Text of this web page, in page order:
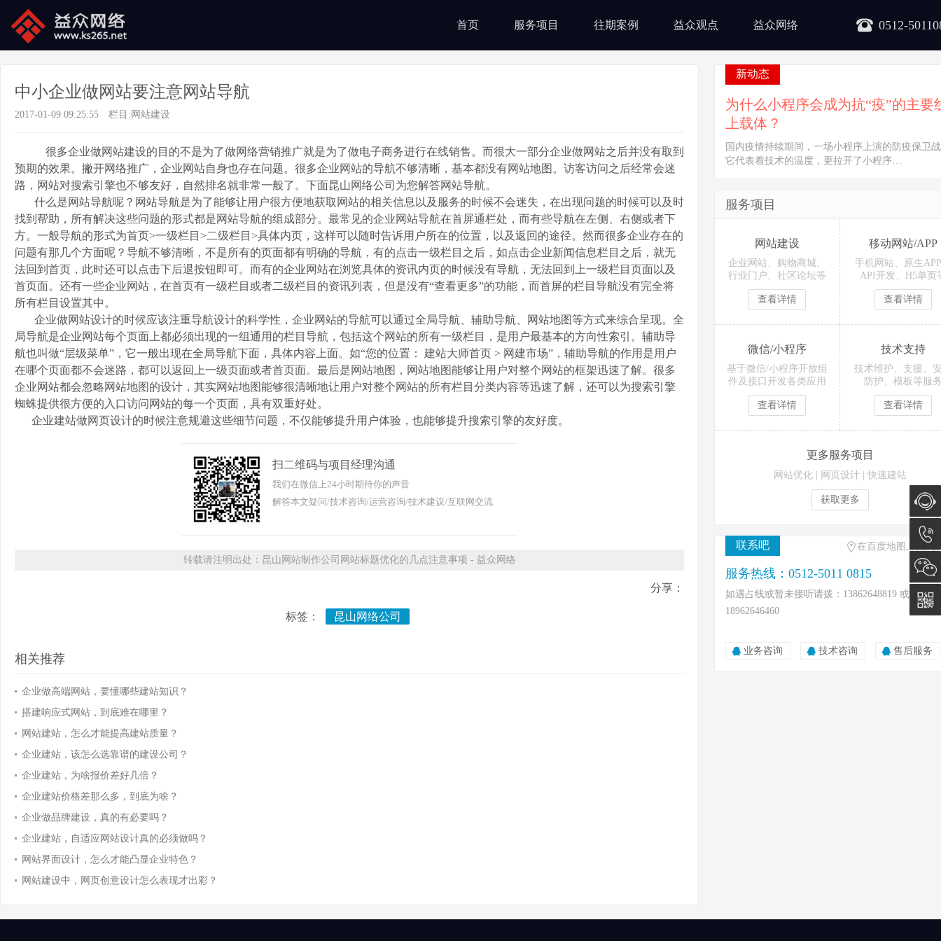
0512-
首页 服务项目 往期案例 益众观点 益众网络
中小企业做网站要注意网站导航
2017-01-09 09:25:55 栏目: 网站建设
很多企业做网站建设的目的不是为了做网络营销推广就是为了做电子商务进行在线销售。而很大一部分企业做网站之后并没有取到
预期的效果。撇开网络推广，企业网站自身也存在问题。很多企业网站的导航不够清晰，基本都没有网站地图。访客访问之后经常会迷
路，网站对搜索引擎也不够友好，自然排名就非常一般了。下面昆山网络公司为您解答网站导航。
什么是网站导航呢？网站导航是为了能够让用户很方便地获取网站的相关信息以及服务的时候不会迷失，在出现问题的时候可以及时
找到帮助，所有解决这些问题的形式都是网站导航的组成部分。最常见的企业网站导航在首屏通栏处，而有些导航在左侧、右侧或者下
方。一般导航的形式为首页>一级栏目>二级栏目>具体内页，这样可以随时告诉用户所在的位置，以及返回的途径。然而很多企业存在的
问题有那几个方面呢？导航不够清晰，不是所有的页面都有明确的导航，有的点击一级栏目之后，如点击企业新闻信息栏目之后，就无
法回到首页，此时还可以点击下后退按钮即可。而有的企业网站在浏览具体的资讯内页的时候没有导航，无法回到上一级栏目页面以及
首页面。还有一些企业网站，在首页有一级栏目或者二级栏目的资讯列表，但是没有“查看更多”的功能，而首屏的栏目导航没有完全将
所有栏目设置其中。
企业做网站设计的时候应该注重导航设计的科学性，企业网站的导航可以通过全局导航、辅助导航、网站地图等方式来综合呈现。全
局导航是企业网站每个页面上都必须出现的一组通用的栏目导航，包括这个网站的所有一级栏目，是用户最基本的方向性索引。辅助导
航也叫做“层级菜单”，它一般出现在全局导航下面，具体内容上面。如“您的位置： 建站大师首页 > 网建市场”，辅助导航的作用是用户
在哪个页面都不会迷路，都可以返回上一级页面或者首页面。最后是网站地图，网站地图能够让用户对整个网站的框架迅速了解。很多
企业网站都会忽略网站地图的设计，其实网站地图能够很清晰地让用户对整个网站的所有栏目分类内容等迅速了解，还可以为搜索引擎
蜘蛛提供很方便的入口访问网站的每一个页面，具有双重好处。
企业建站做网页设计的时候注意规避这些细节问题，不仅能够提升用户体验，也能够提升搜索引擎的友好度。
扫二维码与项目经理沟通
我们在微信上24小时期待你的声音
解答本文疑问/技术咨询/运营咨询/技术建议/互联网交流
转载请注明出处：昆山网站制作公司网站标题优化的几点注意事项 - 益众网络
分享：
标签： 昆山网络公司
相关推荐
企业做高端网站，要懂哪些建站知识？
搭建响应式网站，到底难在哪里？
网站建站，怎么才能提高建站质量？
企业建站，该怎么选靠谱的建设公司？
企业建站，为啥报价差好几倍？
企业建站价格差那么多，到底为啥？
企业做品牌建设，真的有必要吗？
企业建站，自适应网站设计真的必须做吗？
网站界面设计，怎么才能凸显企业特色？
网站建设中，网页创意设计怎么表现才出彩？
新动态
为什么小程序会成为抗“疫”的主要
上载体？
国内疫情持续期间，一场小程序上演的防疫保卫
它代表着技术的温度，更拉开了小程序…
服务项目
网站建设
企业网站、购物商城、
行业门户、社区论坛等
查看详情
移动网站/APP
手机网站、原生
API开发、H5单页
查看详情
微信/小程序
基于微信/小程序开放组
件及接口开发各类应用
查看详情
技术支持
技术维护、支援、
防护、模板等服
查看详情
更多服务项目
网站优化 网页设计 快速建站
获取更多
联系吧 在百度地图上找到
服务热线：0512-5011 0815
如遇占线或暂未接听请拨：13862648819 或
18962646460
业务咨询 技术咨询 售后服务
在线咨
询
0512-
5011